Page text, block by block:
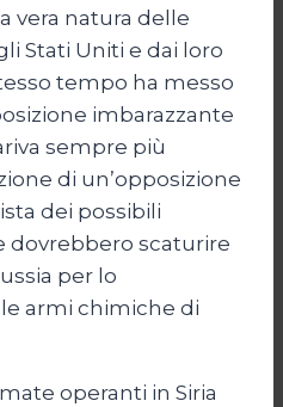
vera natura delle
Stati Uniti e dai loro
tempo ha messo
imbarazzante
sempre più
di un’opposizione
dei possibili
dovrebbero scaturire
per lo
armi chimiche di
operanti in Siria